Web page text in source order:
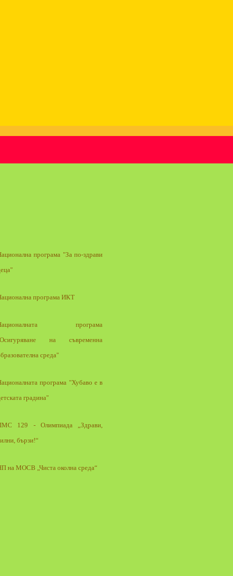
програма "За по-здрави
програма ИКТ
програма
на съвременна
среда"
програма "Хубаво е в
градина"
129 - Олимпиада „Здрави,
бързи!“
на МОСВ „Чиста околна среда“